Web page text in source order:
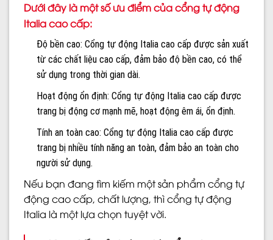
Dưới đây là một số ưu điểm của cổng tự động
Italia cao cấp:
Độ bền cao: Cổng tự động Italia cao cấp được sản xuất
từ các chất liệu cao cấp, đảm bảo độ bền cao, có thể
sử dụng trong thời gian dài.
Hoạt động ổn định: Cổng tự động Italia cao cấp được
trang bị động cơ mạnh mẽ, hoạt động êm ái, ổn định.
Tính an toàn cao: Cổng tự động Italia cao cấp được
trang bị nhiều tính năng an toàn, đảm bảo an toàn cho
người sử dụng.
Nếu bạn đang tìm kiếm một sản phẩm cổng tự
động cao cấp, chất lượng, thì cổng tự động
Italia là một lựa chọn tuyệt vời.